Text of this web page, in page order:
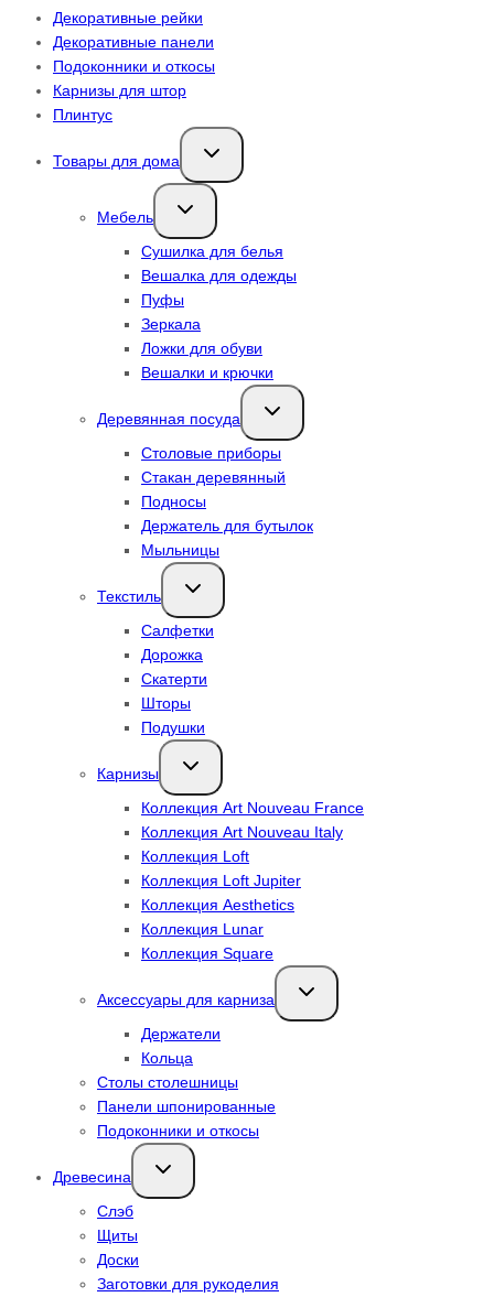
Декоративные рейки
Декоративные панели
Подоконники и откосы
Карнизы для штор
Плинтус
Товары для дома
Переключить
дочернее
Мебель
Переключить
дочернее
Сушилка для белья
Вешалка для одежды
Пуфы
Зеркала
Ложки для обуви
Вешалки и крючки
Деревянная посуда
Переключить
дочернее
Столовые приборы
Стакан деревянный
Подносы
Держатель для бутылок
Мыльницы
Текстиль
Переключить
дочернее
Салфетки
Дорожка
Скатерти
Шторы
Подушки
Карнизы
Переключить
дочернее
Коллекция Art Nouveau France
Коллекция Art Nouveau Italy
Коллекция Loft
Коллекция Loft Jupiter
Коллекция Aesthetics
Коллекция Lunar
Коллекция Square
Аксессуары для карниза
Переключить
дочернее
Держатели
Кольца
Столы столешницы
Панели шпонированные
Подоконники и откосы
Древесина
Переключить
дочернее
Слэб
Щиты
Доски
Заготовки для рукоделия